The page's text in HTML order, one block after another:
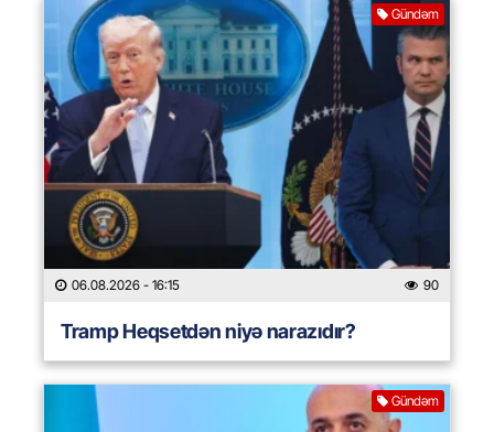
Gündəm
06.08.2026 - 16:15 90
Tramp Heqsetdən niyə narazıdır?
Gündəm